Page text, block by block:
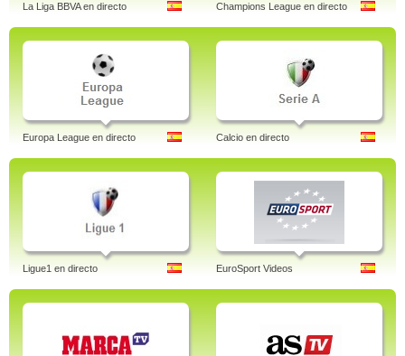
La Liga BBVA en directo Champions League en directo
Europa League en directo Calcio en directo
Ligue1 en directo EuroSport Videos